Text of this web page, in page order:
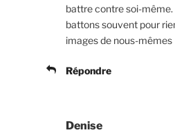
battre contre soi-
battons souvent pour
images de nous-mêmes
Répondre
Denise